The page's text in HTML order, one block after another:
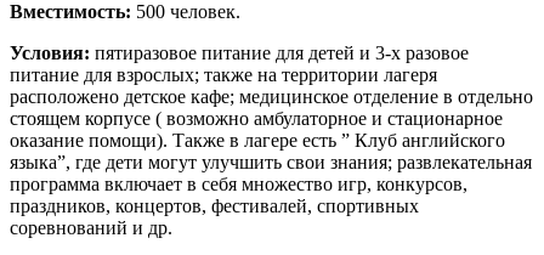
Вместимость: 500 человек.
Условия: пятиразовое питание для детей и 3-х разовое
питание для взрослых; также на территории лагеря
расположено детское кафе; медицинское отделение в отдельно
стоящем корпусе ( возможно амбулаторное и стационарное
оказание помощи). Также в лагере есть ” Клуб английского
языка”, где дети могут улучшить свои знания; развлекательная
программа включает в себя множество игр, конкурсов,
праздников, концертов, фестивалей, спортивных
соревнований и др.